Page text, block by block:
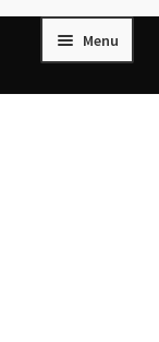
Menu